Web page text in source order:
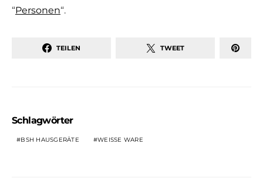
“Personen“.
TEILEN TWEET
Schlagwörter
BSH HAUSGERÄTE WEISSE WARE